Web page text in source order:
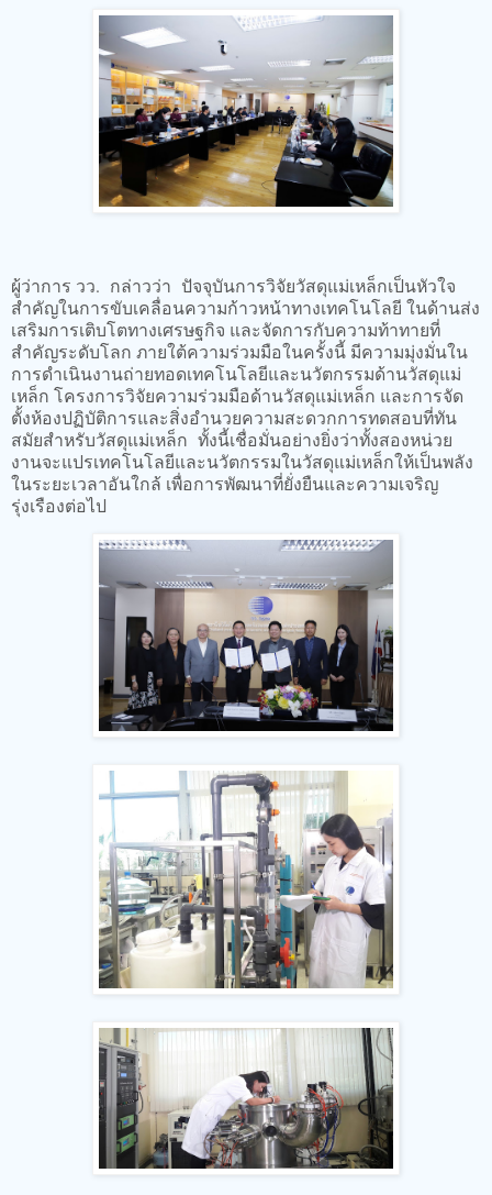
ผู้ว่าการ วว. กล่าวว่า ปัจจุบันการวิจัยวัสดุแม่เหล็กเป็นหัวใจ
สำคัญในการขับเคลื่อนความก้าวหน้าทางเทคโนโลยี ในด้านส่ง
เสริมการเติบโตทางเศรษฐกิจ และจัดการกับความท้าทายที่
สำคัญระดับโลก ภายใต้ความร่วมมือในครั้งนี้ มีความมุ่งมั่นใน
การดำเนินงานถ่ายทอดเทคโนโลยีและนวัตกรรมด้านวัสดุแม่
เหล็ก โครงการวิจัยความร่วมมือด้านวัสดุแม่เหล็ก และการจัด
ตั้งห้องปฏิบัติการและสิ่งอำนวยความสะดวกการทดสอบที่ทัน
สมัยสำหรับวัสดุแม่เหล็ก ทั้งนี้เชื่อมั่นอย่างยิ่งว่าทั้งสองหน่วย
งานจะแปรเทคโนโลยีและนวัตกรรมในวัสดุแม่เหล็กให้เป็นพลัง
ในระยะเวลาอันใกล้ เพื่อการพัฒนาที่ยั่งยืนและความเจริญ
รุ่งเรืองต่อไป